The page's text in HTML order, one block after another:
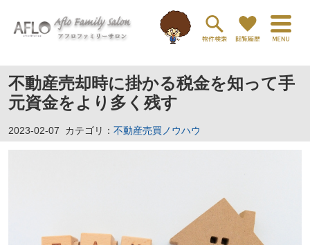
不動産売却時に掛かる税金を知って手
元資金をより多く残す
2023-02-07 カテゴリ： 不動産売買ノウハウ